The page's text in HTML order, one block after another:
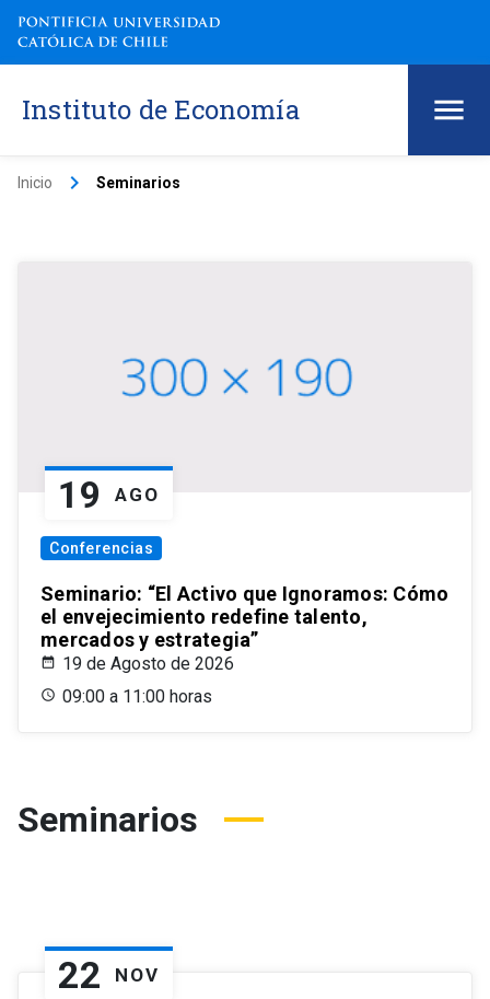
Instituto de Economía
Inicio keyboard_arrow_right Seminarios
19 AGO
Conferencias
Seminario: “El Activo que Ignoramos: Cómo
el envejecimiento redefine talento,
mercados y estrategia”
19 de Agosto de 2026
09:00 a 11:00 horas
Seminarios
22 NOV